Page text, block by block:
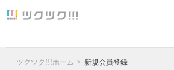
ツクツク!!!ホーム 新規会員登録